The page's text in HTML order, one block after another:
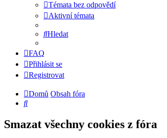
Témata bez odpovědí
Aktivní témata
Hledat
FAQ
Přihlásit se
Registrovat
Domů Obsah fóra
Hledat
Smazat všechny cookies z fóra